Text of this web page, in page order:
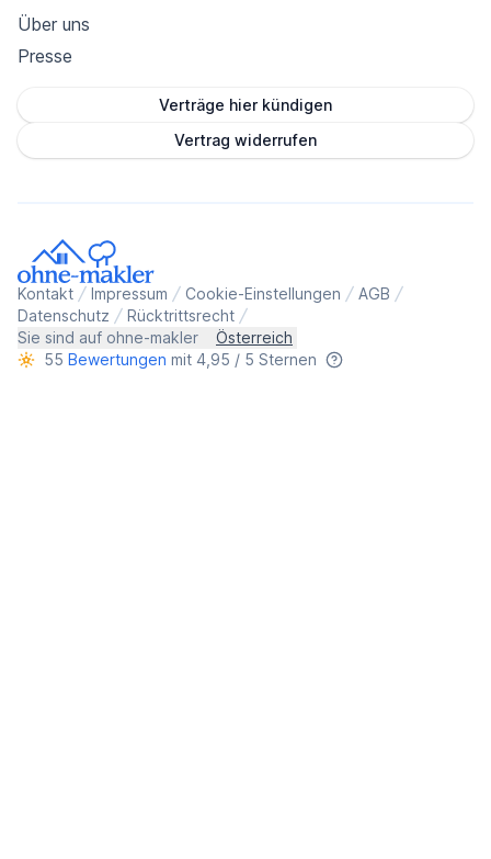
Über uns
Presse
Verträge hier kündigen
Vertrag widerrufen
Kontakt Impressum Cookie-Einstellungen
AGB
Datenschutz
Rücktrittsrecht
Sie sind auf ohne-makler
Österreich
55 Bewertungen mit 4,95 / 5 Sternen